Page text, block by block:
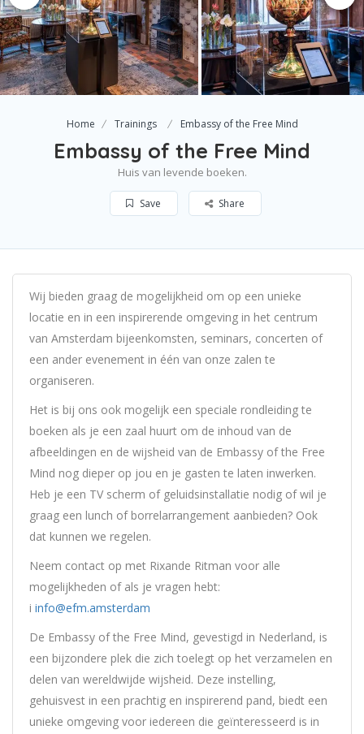
Home Trainings Embassy of the Free Mind
Embassy of the Free Mind
Huis van levende boeken.
Save Share
Wij bieden graag de mogelijkheid om op een unieke
locatie en in een inspirerende omgeving in het centrum
van Amsterdam bijeenkomsten, seminars, concerten of
een ander evenement in één van onze zalen te
organiseren.
Het is bij ons ook mogelijk een speciale rondleiding te
boeken als je een zaal huurt om de inhoud van de
afbeeldingen en de wijsheid van de Embassy of the Free
Mind nog dieper op jou en je gasten te laten inwerken.
Heb je een TV scherm of geluidsinstallatie nodig of wil je
graag een lunch of borrelarrangement aanbieden? Ook
dat kunnen we regelen.
Neem contact op met Rixande Ritman voor alle
mogelijkheden of als je vragen hebt:
i info@efm.amsterdam
De Embassy of the Free Mind, gevestigd in Nederland, is
een bijzondere plek die zich toelegt op het verzamelen en
delen van wereldwijde wijsheid. Deze instelling,
gehuisvest in een prachtig en inspirerend pand, biedt een
unieke omgeving voor iedereen die geïnteresseerd is in